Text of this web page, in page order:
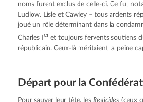
noms furent exclus de celle-ci. Ce fut
Ludlow, Lisle et Cawley – tous ardents
joué un rôle déterminant dans la
Charles Ier et toujours fervents soutiens
républicain. Ceux-là méritaient la peine
Départ pour la
Pour sauver leur tête, les Regicides (ceux